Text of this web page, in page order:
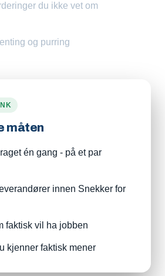
du ikke vet om
og purring
måten
én gang - på et par
innen Snekker for
faktisk vil ha jobben
kjenner faktisk mener